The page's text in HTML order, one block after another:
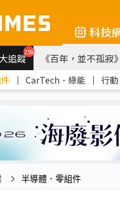
科技
追蹤259 《百年，並不孤寂
｜ CarTech．綠能 ｜ 行
半導體．零組件